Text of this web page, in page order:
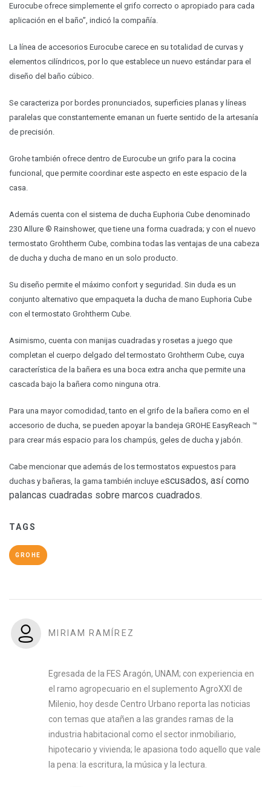
Eurocube ofrece simplemente el grifo correcto o apropiado para cada
aplicación en el baño”, indicó la compañía.
La línea de accesorios Eurocube carece en su totalidad de curvas y
elementos cilíndricos, por lo que establece un nuevo estándar para el
diseño del baño cúbico.
Se caracteriza por bordes pronunciados, superficies planas y líneas
paralelas que constantemente emanan un fuerte sentido de la artesanía
de precisión.
Grohe también ofrece dentro de Eurocube un grifo para la cocina
funcional, que permite coordinar este aspecto en este espacio de la
casa.
Además cuenta con el sistema de ducha Euphoria Cube denominado
230 Allure ® Rainshower, que tiene una forma cuadrada; y con el nuevo
termostato Grohtherm Cube, combina todas las ventajas de una cabeza
de ducha y ducha de mano en un solo producto.
Su diseño permite el máximo confort y seguridad. Sin duda es un
conjunto alternativo que empaqueta la ducha de mano Euphoria Cube
con el termostato Grohtherm Cube.
Asimismo, cuenta con manijas cuadradas y rosetas a juego que
completan el cuerpo delgado del termostato Grohtherm Cube, cuya
característica de la bañera es una boca extra ancha que permite una
cascada bajo la bañera como ninguna otra.
Para una mayor comodidad, tanto en el grifo de la bañera como en el
accesorio de ducha, se pueden apoyar la bandeja GROHE EasyReach ™
para crear más espacio para los champús, geles de ducha y jabón.
Cabe mencionar que además de los termostatos expuestos para
duchas y bañeras, la gama también incluye escusados, así como
palancas cuadradas sobre marcos cuadrados.
TAGS
GROHE
MIRIAM RAMÍREZ
Egresada de la FES Aragón, UNAM; con experiencia en
el ramo agropecuario en el suplemento AgroXXI de
Milenio, hoy desde Centro Urbano reporta las noticias
con temas que atañen a las grandes ramas de la
industria habitacional como el sector inmobiliario,
hipotecario y vivienda; le apasiona todo aquello que vale
la pena: la escritura, la música y la lectura.